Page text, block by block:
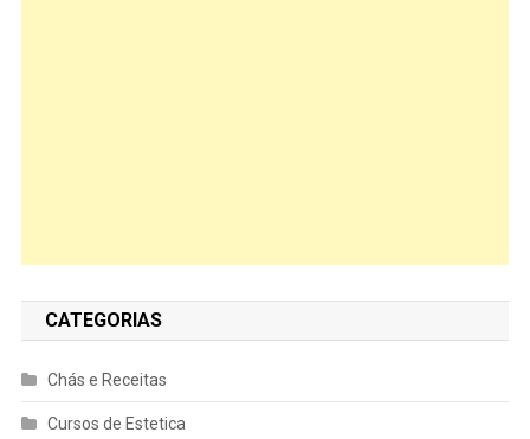
CATEGORIAS
Chás e Receitas
Cursos de Estetica